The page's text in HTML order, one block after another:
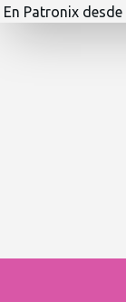
En Patronix desde